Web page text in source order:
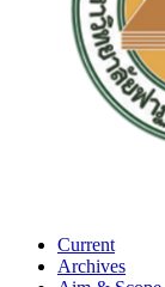
Current
Archives